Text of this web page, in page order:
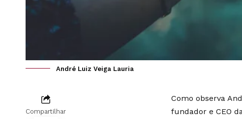
André Luiz Veiga Lauria
Compartilhar
Como observa
fundador e CEO